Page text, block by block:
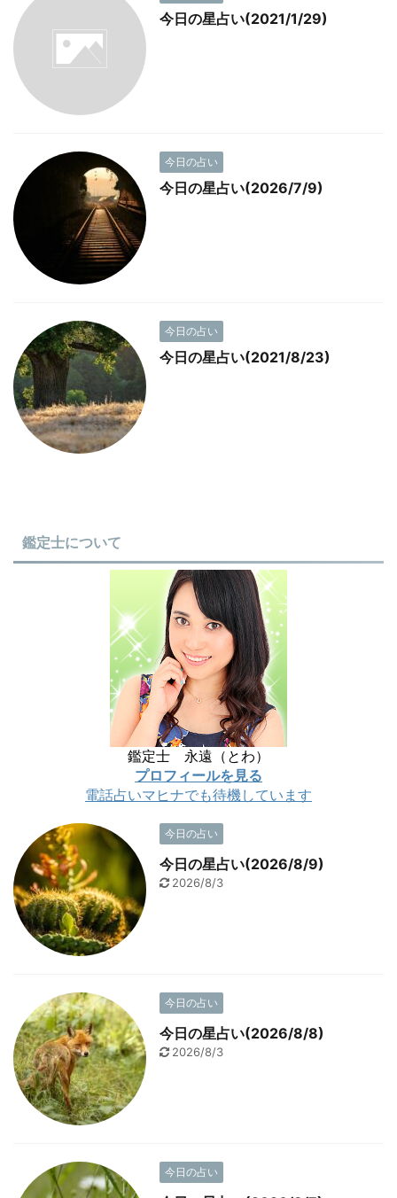
今日の星占い(2021/1/29)
今日の占い
今日の星占い(2026/7/9)
今日の占い
今日の星占い(2021/8/23)
鑑定士について
鑑定士 永遠（とわ）
プロフィールを見る
電話占いマヒナでも待機しています
今日の占い
今日の星占い(2026/8/9)
2026/8/3
今日の占い
今日の星占い(2026/8/8)
2026/8/3
今日の占い